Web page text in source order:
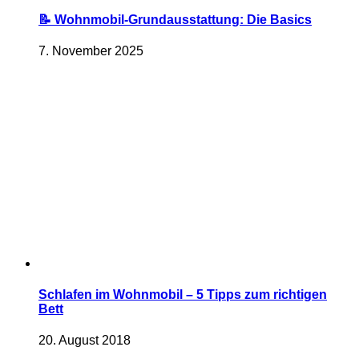
📝 Wohnmobil-Grundausstattung: Die Basics
7. November 2025
Schlafen im Wohnmobil – 5 Tipps zum richtigen
Bett
20. August 2018